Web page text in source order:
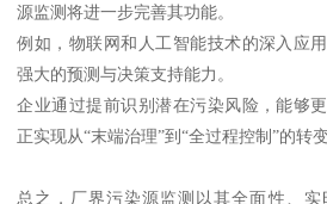
源监测将进一步完善其功能。
例如，物联网和人工智能技术的深入应
强大的预测与决策支持能力。
企业通过提前识别潜在污染风险，能够
正实现从“末端治理”到“全过程控制”的转变
总之，厂界污染源监测以其全面性、